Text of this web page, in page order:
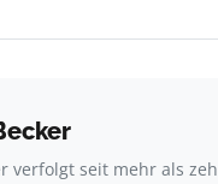
verfolgt seit mehr als